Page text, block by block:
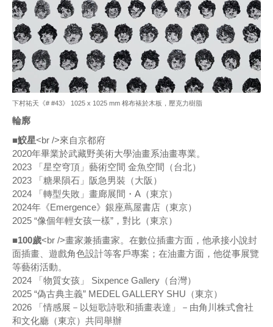
下村祐天《# #43》 1025 x 1025 mm 棉布裱於木板，壓克力樹脂
輪廓
■鮫星<br />來自京都府
2020年畢業於武藏野美術大學油畫系油畫專業。
2023 「星空穹頂」藝術空間 金魚空間（台北）
2023 「糖果隕石」阪急男裝（大阪）
2024 「轉型失敗」畫廊展間・A（東京）
2024年《Emergence》銀座蔦屋書店（東京）
2025 “像個年輕女孩一樣”，對比（東京）
■100歲<br />畫家兼插畫家。在數位插畫方面，他承接小說封
面插畫、遊戲角色設計等客戶專案；在油畫方面，他從事展覽
等藝術活動。
2024 「物質女孩」 Sixpence Gallery（台灣）
2025 “偽古典主義” MEDEL GALLERY SHU（東京）
2026 「情感展－以短歌詩歌和插畫表達」－由角川株式會社
和文化廳（東京）共同舉辦